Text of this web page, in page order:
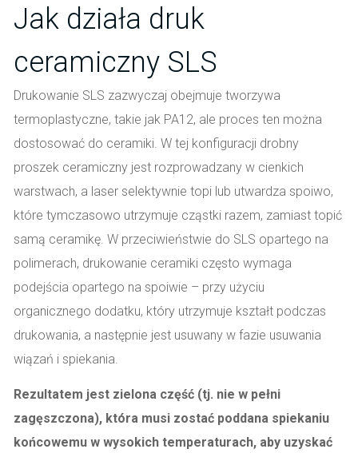
Jak działa druk
ceramiczny SLS
Drukowanie SLS zazwyczaj obejmuje tworzywa
termoplastyczne, takie jak PA12, ale proces ten można
dostosować do ceramiki. W tej konfiguracji drobny
proszek ceramiczny jest rozprowadzany w cienkich
warstwach, a laser selektywnie topi lub utwardza spoiwo,
które tymczasowo utrzymuje cząstki razem, zamiast topić
samą ceramikę. W przeciwieństwie do SLS opartego na
polimerach, drukowanie ceramiki często wymaga
podejścia opartego na spoiwie – przy użyciu
organicznego dodatku, który utrzymuje kształt podczas
drukowania, a następnie jest usuwany w fazie usuwania
wiązań i spiekania.
Rezultatem jest zielona część (tj. nie w pełni
zagęszczona), która musi zostać poddana spiekaniu
końcowemu w wysokich temperaturach, aby uzyskać